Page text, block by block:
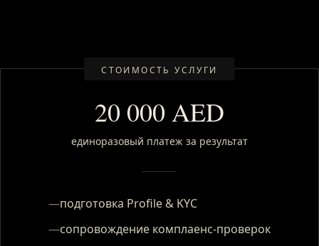
СТОИМОСТЬ УСЛУГИ
20 000 AED
единоразовый платеж за результат
—подготовка Profile & KYC
—сопровождение комплаенс-проверок